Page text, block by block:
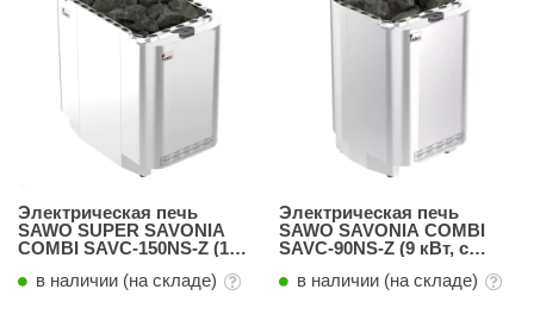
Электрическая печь
SAWO SUPER SAVONIA
COMBI SAVC-150NS-Z (15
внутри оцинковка,
в наличии (на складе)
Электрическая печь
SAWO SAVONIA COMBI
SAVC-90NS-Z (9 кВт, с
оцинковка, снаружи
в наличии (на складе)